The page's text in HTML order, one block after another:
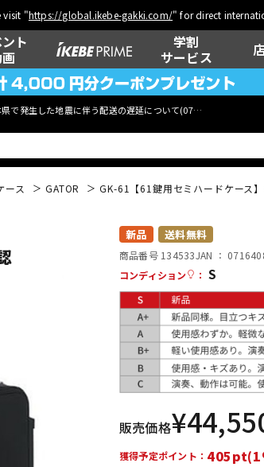
visit "https://global.ikebe-gakki.com/" for direct
ト
学割
サービス
県で発生した地震に伴う配送の遅延について(07月29日
ウクレレ
その他楽器
品
レコーディン
グ機器
ース GATOR GK-61【61鍵用セミハードケース
新品 送料無料
商品番号 134533JAN ：
コンディション
： S
販売価格¥
獲得予定ポイント：